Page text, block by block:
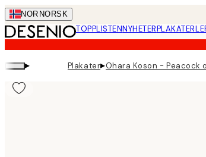
Skip
to
main
content.
NOR NORSK
TOPPLISTENNYHETERPLAKATER
▸ Plakater▸Ohara Koson - Peacock